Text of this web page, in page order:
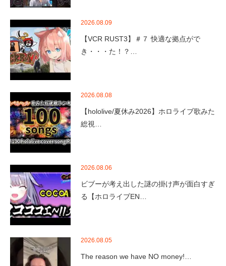
2026.08.09
【VCR RUST3】＃７ 快適な拠点がで
き・・・た！？…
2026.08.08
【hololive/夏休み2026】ホロライブ歌みた
総視…
2026.08.06
ビブーが考え出した謎の掛け声が面白すぎ
る【ホロライブEN…
2026.08.05
The reason we have NO money!…